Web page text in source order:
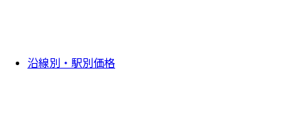
沿線別・駅別価格